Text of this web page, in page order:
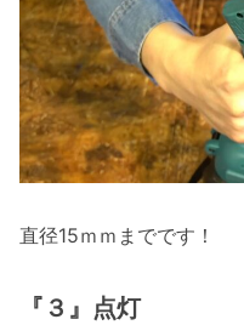
直径15ｍｍまでです！
『３』点灯